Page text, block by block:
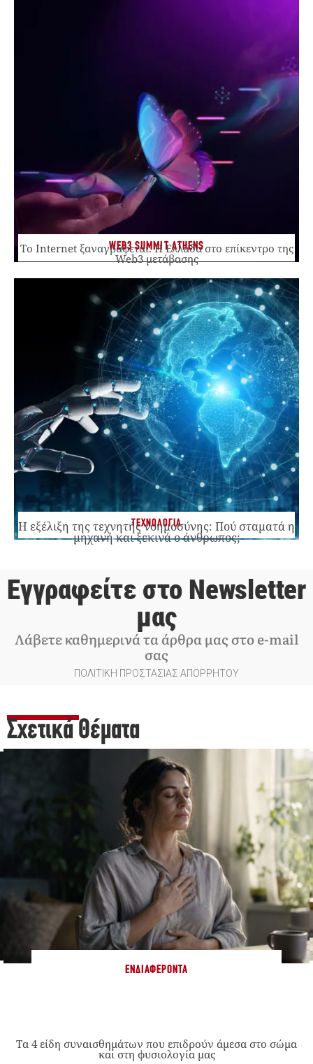
WEB3 SUMMIT ATHENS
Το Internet ξαναγράφεται. Η Ελλάδα στο επίκεντρο της
Web3 μετάβασης
ΤΕΧΝΟΛΟΓΙΑ
Η εξέλιξη της τεχνητής νοημοσύνης: Πού σταματά η
μηχανή και ξεκινά ο άνθρωπος;
Εγγραφείτε στο Newsletter
μας
Λάβετε καθημερινά τα άρθρα μας στο e-mail
σας
ΠΟΛΙΤΙΚΗ ΠΡΟΣΤΑΣΙΑΣ ΑΠΟΡΡΗΤΟΥ
Σχετικά Θέματα
ΕΝΔΙΑΦΈΡΟΝΤΑ
Τα 4 είδη συναισθημάτων που επιδρούν άμεσα στο σώμα
και στη φυσιολογία μας